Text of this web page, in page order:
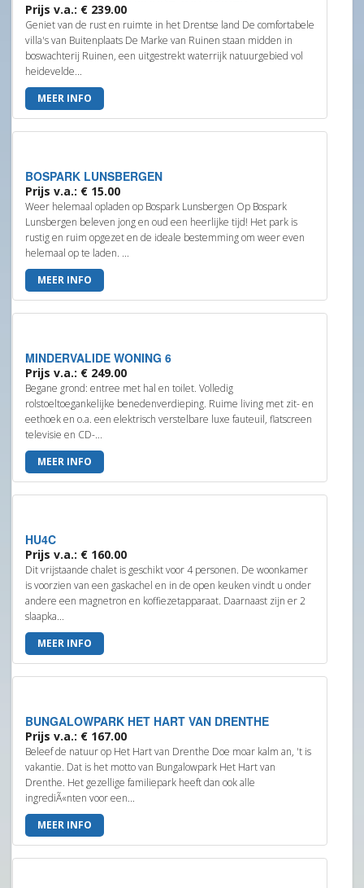
Prijs v.a.: € 239.00
Geniet van de rust en ruimte in het Drentse land De comfortabele
villa's van Buitenplaats De Marke van Ruinen staan midden in
boswachterij Ruinen, een uitgestrekt waterrijk natuurgebied vol
heidevelde...
MEER INFO
BOSPARK LUNSBERGEN
Prijs v.a.: € 15.00
Weer helemaal opladen op Bospark Lunsbergen Op Bospark
Lunsbergen beleven jong en oud een heerlijke tijd! Het park is
rustig en ruim opgezet en de ideale bestemming om weer even
helemaal op te laden. ...
MEER INFO
MINDERVALIDE WONING 6
Prijs v.a.: € 249.00
Begane grond: entree met hal en toilet. Volledig
rolstoeltoegankelijke benedenverdieping. Ruime living met zit- en
eethoek en o.a. een elektrisch verstelbare luxe fauteuil, flatscreen
televisie en CD-...
MEER INFO
HU4C
Prijs v.a.: € 160.00
Dit vrijstaande chalet is geschikt voor 4 personen. De woonkamer
is voorzien van een gaskachel en in de open keuken vindt u onder
andere een magnetron en koffiezetapparaat. Daarnaast zijn er 2
slaapka...
MEER INFO
BUNGALOWPARK HET HART VAN DRENTHE
Prijs v.a.: € 167.00
Beleef de natuur op Het Hart van Drenthe Doe moar kalm an, 't is
vakantie. Dat is het motto van Bungalowpark Het Hart van
Drenthe. Het gezellige familiepark heeft dan ook alle
ingrediÃ«nten voor een...
MEER INFO